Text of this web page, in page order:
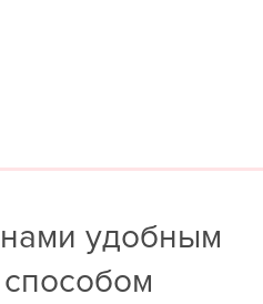
удобным